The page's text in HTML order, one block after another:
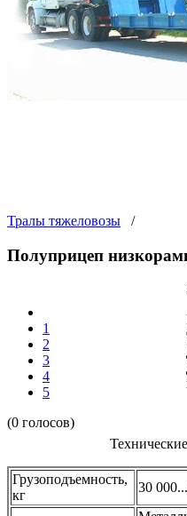
Тралы тяжеловозы /
Полуприцеп
1
2
3
4
5
(0 голосов)
Грузоподъемность,
кг
30